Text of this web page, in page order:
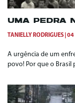
UMA PEDRA
TANIELLY RODRIGUES 04
A urgência de um
povo! Por que o Brasil